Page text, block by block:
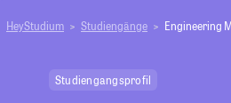
HeyStudium Studiengänge Engineering
Studiengangsprofil